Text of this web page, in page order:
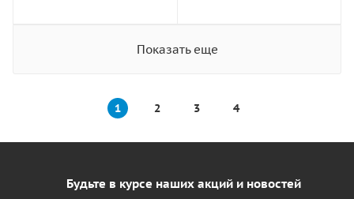
Показать еще
1 2 3 4
Будьте в курсе наших акций и новостей